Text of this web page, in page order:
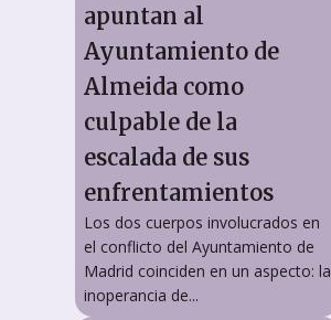
apuntan al
Ayuntamiento de
Almeida como
culpable de la
escalada de sus
enfrentamientos
Los dos cuerpos involucrados en
el conflicto del Ayuntamiento de
Madrid coinciden en un aspecto: la
inoperancia de...